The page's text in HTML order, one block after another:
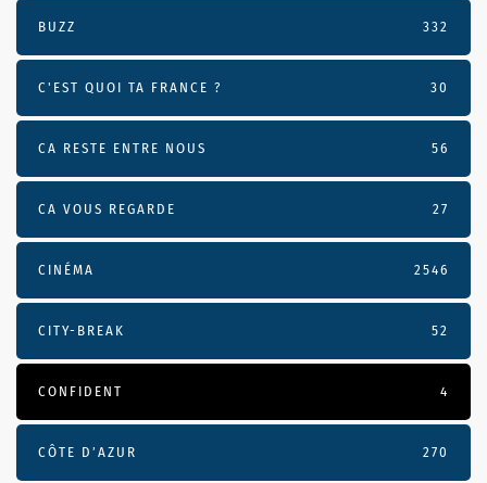
BUZZ 332
C'EST QUOI TA FRANCE ? 30
CA RESTE ENTRE NOUS 56
CA VOUS REGARDE 27
CINÉMA 2546
CITY-BREAK 52
CONFIDENT 4
CÔTE D’AZUR 270